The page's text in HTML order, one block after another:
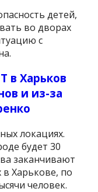
детей,
во дворах
с
в Харьков
и из-за
локациях.
будет 30
заканчивают
в Харькове, по
человек.